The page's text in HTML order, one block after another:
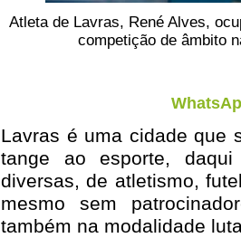
Atleta de Lavras, René Alves,
competição de âmbito
Lavras é uma cidade que
tange ao esporte,
diversas, de atletismo,
mesmo sem
também na modalidade